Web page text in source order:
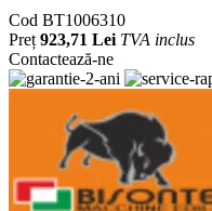
Cod BT1006310
Preț 923,71 Lei TVA inclus
Contactează-ne